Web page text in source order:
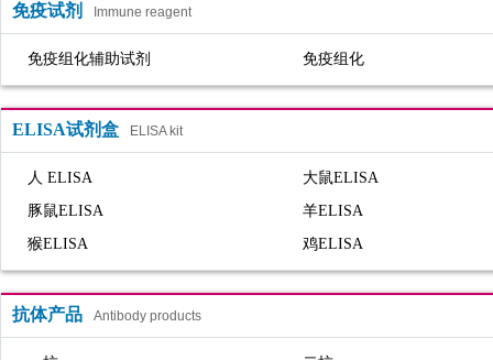
免疫试剂 Immune reagent
免疫组化辅助试剂 免疫组化
ELISA试剂盒 ELISA kit
人 ELISA
大鼠ELISA
豚鼠ELISA
羊ELISA
猴ELISA
鸡ELISA
抗体产品 Antibody products